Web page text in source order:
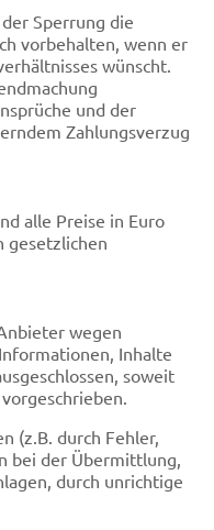
Sperrung die
vorbehalten, wenn er
wünscht.
und der
Zahlungsverzug
alle Preise in Euro
gesetzlichen
wegen
Inhalte
soweit
(z.B. durch Fehler,
bei der Übermittlung,
durch unrichtige